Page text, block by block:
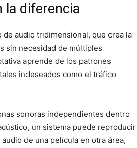
la diferencia
audio tridimensional, que crea la
sin necesidad de múltiples
aprende de los patrones
indeseados como el tráfico
sonoras independientes dentro
un sistema puede reproducir
de una película en otra área,